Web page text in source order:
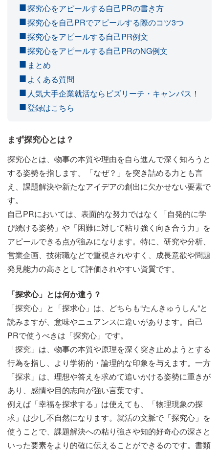
探究心をアピールする自己PRの書き方
探究心を自己PRでアピールする際のコツ3つ
探究心をアピールする自己PR例文
探究心をアピールする自己PRのNG例文
まとめ
よくある質問
人気大手企業就活ならビズリーチ・キャンパス！
登録はこちら
まず探究心とは？
探究心とは、物事の本質や理由を自ら進んで深く知ろうと
する姿勢を指します。「なぜ？」を突き詰める力とも言
え、課題解決や新たなアイデアの創出に欠かせない要素で
す。
自己PRにおいては、表面的な努力ではなく「自発的に学
び続ける姿勢」や「困難に対して粘り強く向き合う力」を
アピールできる点が強みになります。特に、研究や分析、
営業企画、技術職などで重視されやすく、成長意欲や問題
発見能力の高さとして評価されやすい資質です。
「探求心」とは何か違う？
「探究心」と「探求心」は、どちらも“たんきゅうしん”と
読みますが、意味やニュアンスに違いがあります。自己
PRで使うべきは「探究心」です。
「探究」は、物事の本質や原理を深く突き止めようとする
行為を指し、より学術的・論理的な印象を与えます。一方
「探求」は、理想や答えを求めて追いかける姿勢に重きが
あり、感情や目的志向が強い言葉です。
例えば「幸福を探求する」は使えても、「物理現象の探
求」は少し不自然になります。就活の文脈で「探究心」を
使うことで、課題解決への粘り強さや知的好奇心の深さと
いった要素をより的確に伝えることができるのです。書類